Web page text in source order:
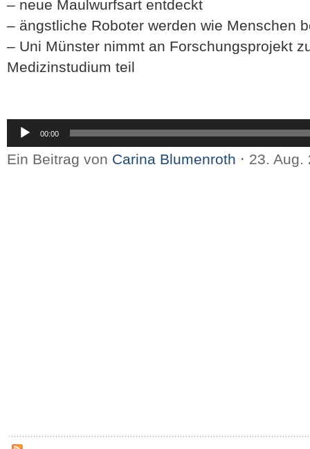
– neue Maulwurfsart entdeckt
– ängstliche Roboter werden wie Menschen
– Uni Münster nimmt an Forschungsprojekt
Medizinstudium teil
Audio-
Player
00:00
Ein Beitrag von Carina Blumenroth ⋅ 23.